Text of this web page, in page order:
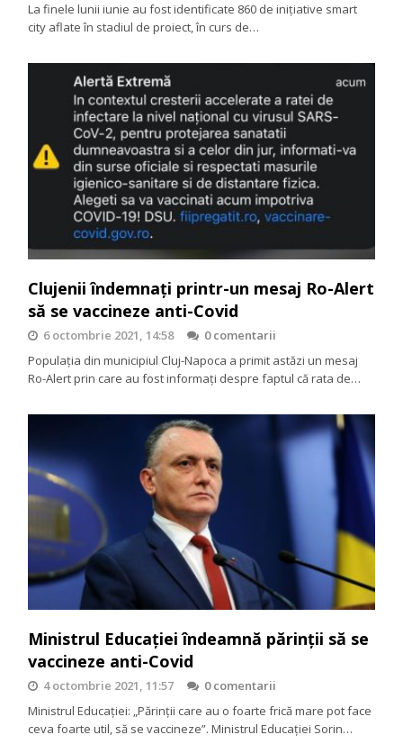
La finele lunii iunie au fost identificate 860 de iniţiative smart
city aflate în stadiul de proiect, în curs de…
Clujenii îndemnați printr-un mesaj Ro-Alert
să se vaccineze anti-Covid
6 octombrie 2021, 14:58
0 comentarii
Populația din municipiul Cluj-Napoca a primit astăzi un mesaj
Ro-Alert prin care au fost informați despre faptul că rata de…
Ministrul Educației îndeamnă părinții să se
vaccineze anti-Covid
4 octombrie 2021, 11:57
0 comentarii
Ministrul Educației: „Părinții care au o foarte frică mare pot face
ceva foarte util, să se vaccineze”. Ministrul Educației Sorin…